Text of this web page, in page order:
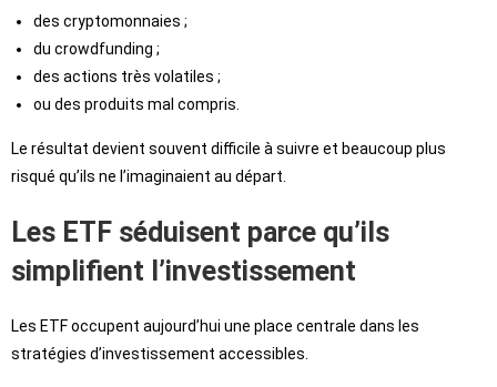
des cryptomonnaies ;
du crowdfunding ;
des actions très volatiles ;
ou des produits mal compris.
Le résultat devient souvent difficile à suivre et beaucoup plus
risqué qu’ils ne l’imaginaient au départ.
Les ETF séduisent parce qu’ils
simplifient l’investissement
Les ETF occupent aujourd’hui une place centrale dans les
stratégies d’investissement accessibles.